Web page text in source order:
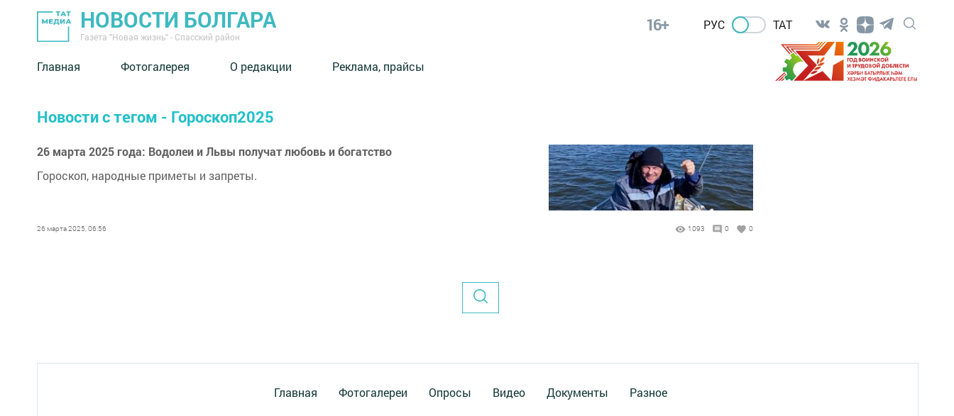
НОВОСТИ БОЛГАРА
Газета "Новая жизнь" - Спасский район
16+ РУС ТАТ
Главная Фотогалерея О редакции Реклама, прайсы
Новости с тегом - Гороскоп2025
26 марта 2025 года: Водолеи и Львы получат любовь и богатство
Гороскоп, народные приметы и запреты.
26 марта 2025, 06:56 1093 0 0
Главная Фотогалереи Опросы Видео Документы Разное